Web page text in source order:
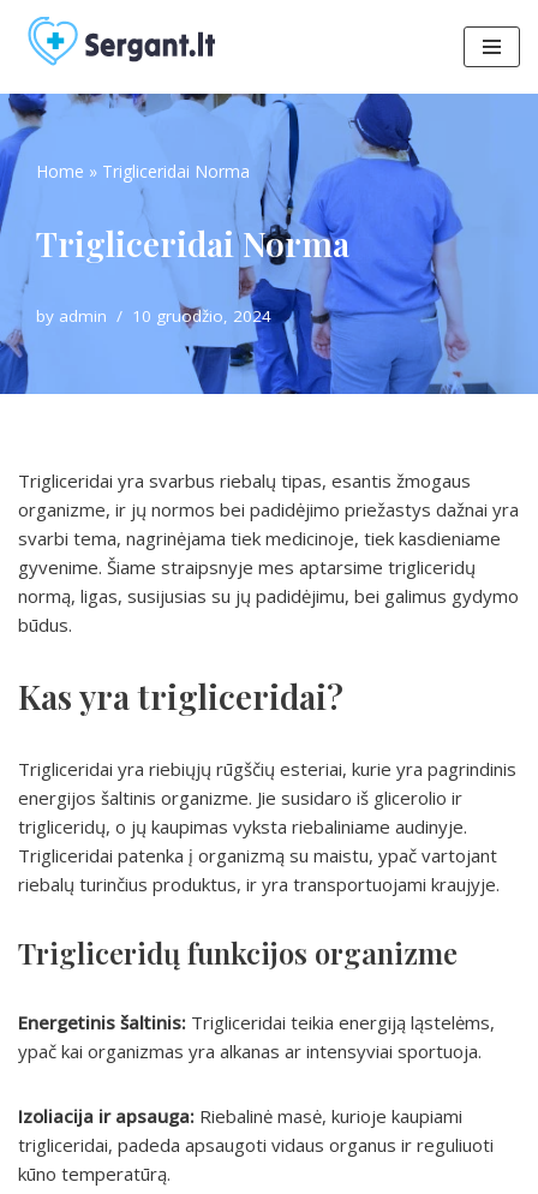
Skip
to
content
Home » Trigliceridai Norma
Trigliceridai Norma
by admin 10 gruodžio, 2024
Trigliceridai yra svarbus riebalų tipas, esantis žmogaus
organizme, ir jų normos bei padidėjimo priežastys dažnai yra
svarbi tema, nagrinėjama tiek medicinoje, tiek kasdieniame
gyvenime. Šiame straipsnyje mes aptarsime trigliceridų
normą, ligas, susijusias su jų padidėjimu, bei galimus gydymo
būdus.
Kas yra trigliceridai?
Trigliceridai yra riebiųjų rūgščių esteriai, kurie yra pagrindinis
energijos šaltinis organizme. Jie susidaro iš glicerolio ir
trigliceridų, o jų kaupimas vyksta riebaliniame audinyje.
Trigliceridai patenka į organizmą su maistu, ypač vartojant
riebalų turinčius produktus, ir yra transportuojami kraujyje.
Trigliceridų funkcijos organizme
Energetinis šaltinis: Trigliceridai teikia energiją ląstelėms,
ypač kai organizmas yra alkanas ar intensyviai sportuoja.
Izoliacija ir apsauga: Riebalinė masė, kurioje kaupiami
trigliceridai, padeda apsaugoti vidaus organus ir reguliuoti
kūno temperatūrą.